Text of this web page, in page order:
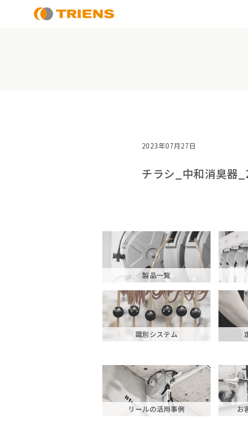
2023年07月27日
チラシ_中和消臭器
製品一覧
識別システム
リールの活用事例 お